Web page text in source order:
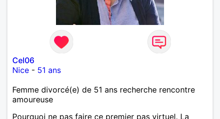
Cel06
Nice - 51 ans
Femme divorcé(e) de 51 ans recherche rencontre
amoureuse
Pourquoi ne pas faire ce premier pas virtuel. La